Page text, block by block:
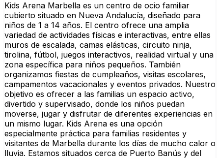
Kids Arena Marbella es un centro de ocio familiar
cubierto situado en Nueva Andalucía, diseñado para
niños de 1 a 14 años. El centro ofrece una amplia
variedad de actividades físicas e interactivas, entre ellas
muros de escalada, camas elásticas, circuito ninja,
tirolina, fútbol, juegos interactivos, realidad virtual y una
zona específica para niños pequeños. También
organizamos fiestas de cumpleaños, visitas escolares,
campamentos vacacionales y eventos privados. Nuestro
objetivo es ofrecer a las familias un espacio activo,
divertido y supervisado, donde los niños puedan
moverse, jugar y disfrutar de diferentes experiencias en
un mismo lugar. Kids Arena es una opción
especialmente práctica para familias residentes y
visitantes de Marbella durante los días de mucho calor o
lluvia. Estamos situados cerca de Puerto Banús y del